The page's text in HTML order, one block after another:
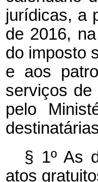
jurídicas, a
de 2016,
do imposto
e aos
serviços de
pelo
§ 1º As
atos